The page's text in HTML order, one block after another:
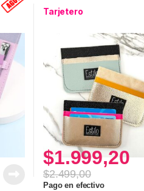
Tarjetero
$1.999,20
$2.499,00
Pago en efectivo